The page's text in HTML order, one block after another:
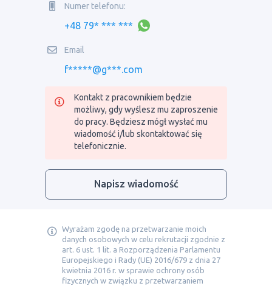
Numer telefonu:
+48 79* *** ***
Email
f*****@g***.com
Kontakt z pracownikiem będzie
możliwy, gdy wyślesz mu zaproszenie
do pracy. Będziesz mógł wysłać mu
wiadomość i/lub skontaktować się
telefonicznie.
Napisz wiadomość
Wyrażam zgodę na przetwarzanie moich
danych osobowych w celu rekrutacji zgodnie z
art. 6 ust. 1 lit. a Rozporządzenia Parlamentu
Europejskiego i Rady (UE) 2016/679 z dnia 27
kwietnia 2016 r. w sprawie ochrony osób
fizycznych w związku z przetwarzaniem